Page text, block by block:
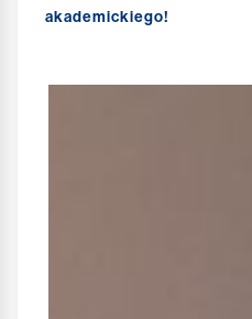
akademickiego!